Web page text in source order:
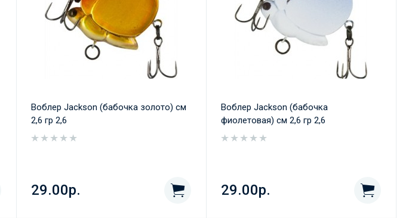
Воблер Jackson (бабочка золото) см
2,6 гр 2,6
29.00р.
Воблер Jackson (бабочка
фиолетовая) см 2,6 гр 2,6
29.00р.